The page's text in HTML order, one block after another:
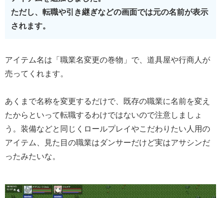
ただし、転職や引き継ぎなどの画面では元の名前が表示
されます。
アイテム名は「職業名変更の巻物」で、道具屋や行商人が
売ってくれます。
あくまで名称を変更するだけで、既存の職業に名前を変え
たからといって転職するわけではないので注意しましょ
う。装備などと同じくロールプレイやこだわりたい人用の
アイテム、見た目の職業はダンサーだけど実はアサシンだ
ったみたいな。